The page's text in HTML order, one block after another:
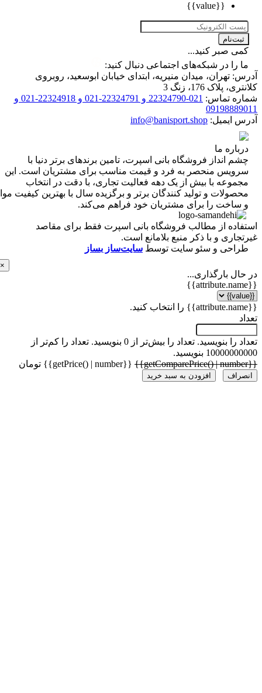
صبر کنید...
را در شبکه‌های اجتماعی دنبال کنید:
تهران، میدان منیریه، ابتدای خیابان ابوسعید، روبروی
پلاک 176، زنگ 3
تماس:
021-22324790 و 22324791-021 و 22324918-021 و
ایمیل: info@banisport.shop
ما
انداز فروشگاه‌ بانی اسپرت، تامین برندهای برتر دنیا با
منحصر به فرد و قیمت مناسب برای مشتریان است. این
با بیش از یک دهه فعالیت تجاری، با دقت در انتخاب
و تولید کنندگان برتر و برگزیده سال با بهترین کیفیت مواد
را برای مشتریان خود فراهم می‌کند.
از مطالب فروشگاه بانی اسپرت فقط برای مقاصد
و با ذکر منبع بلامانع است.
و سئو سایت توسطسایت‌ساز بساز
بارگذاری...
را بنویسید.تعداد را بیش‌تر از 0 بنویسید.
تعداد را کم‌تر از
بنویسید.
{{getPrice() | number}} تومان
افزودن به سبد خرید